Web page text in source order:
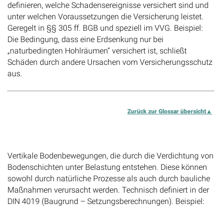
definieren, welche Schadensereignisse versichert sind und
unter welchen Voraussetzungen die Versicherung leistet.
Geregelt in §§ 305 ff. BGB und speziell im VVG. Beispiel:
Die Bedingung, dass eine Erdsenkung nur bei
„naturbedingten Hohlräumen“ versichert ist, schließt
Schäden durch andere Ursachen vom Versicherungsschutz
aus.
Zurück zur Glossar übersicht
Vertikale Bodenbewegungen, die durch die Verdichtung von
Bodenschichten unter Belastung entstehen. Diese können
sowohl durch natürliche Prozesse als auch durch bauliche
Maßnahmen verursacht werden. Technisch definiert in der
DIN 4019 (Baugrund – Setzungsberechnungen). Beispiel: